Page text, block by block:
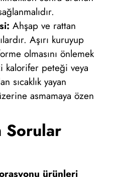
Ahşap ve rattan
Aşırı kuruyup
olmasını önlemek
kalorifer peteği veya
sıcaklık yayan
asmamaya özen
Sorular
ürünleri